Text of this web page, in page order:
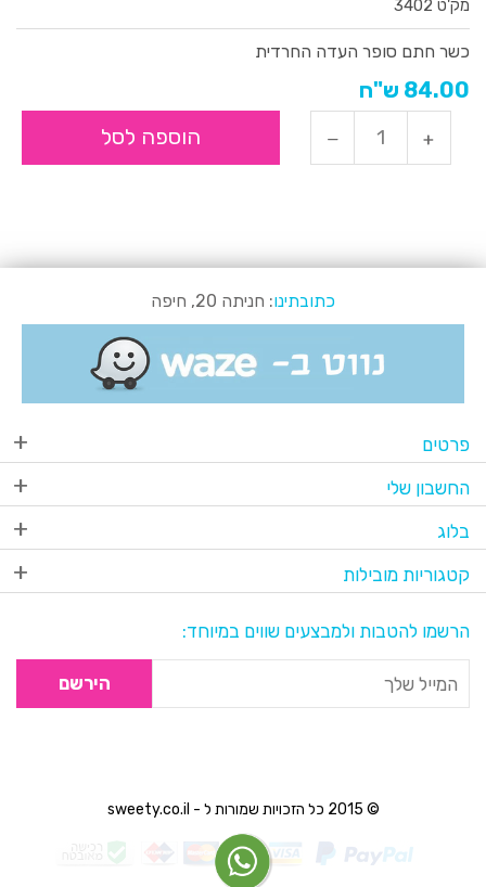
מק'ט 3402
כשר חתם סופר העדה החרדית
84.00 ש"ח
הוספה לסל
כתובתינו: חניתה 20, חיפה
פרטים
החשבון שלי
בלוג
קטגוריות מובילות
הרשמו להטבות ולמבצעים שווים במיוחד:
הירשם
© 2015 כל הזכויות שמורות ל - sweety.co.il